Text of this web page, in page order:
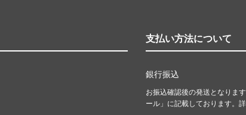
支払い方法について
銀行振込
お振込確認後の発送となりま
ール」に記載しております。